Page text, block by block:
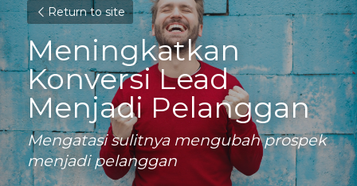
Return to site
Meningkatkan
Konversi Lead
Menjadi Pelanggan
Mengatasi sulitnya mengubah prospek
menjadi pelanggan